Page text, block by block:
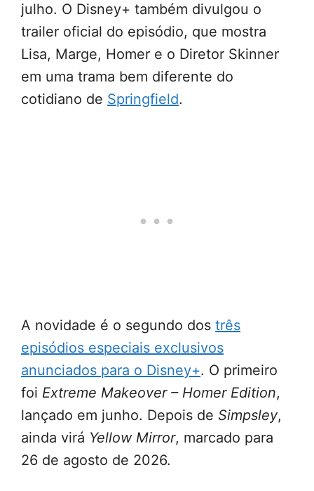
julho. O Disney+ também divulgou o
trailer oficial do episódio, que mostra
Lisa, Marge, Homer e o Diretor Skinner
em uma trama bem diferente do
cotidiano de Springfield.
A novidade é o segundo dos três
episódios especiais exclusivos
anunciados para o Disney+. O primeiro
foi Extreme Makeover – Homer Edition,
lançado em junho. Depois de Simpsley,
ainda virá Yellow Mirror, marcado para
26 de agosto de 2026.